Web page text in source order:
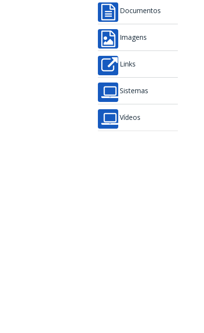
Documentos
Imagens
Links
Sistemas
Vídeos